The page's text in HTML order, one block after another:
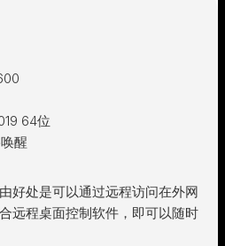
64位
醒
好处是可以通过远程访问在外网
远程桌面控制软件，即可以随时